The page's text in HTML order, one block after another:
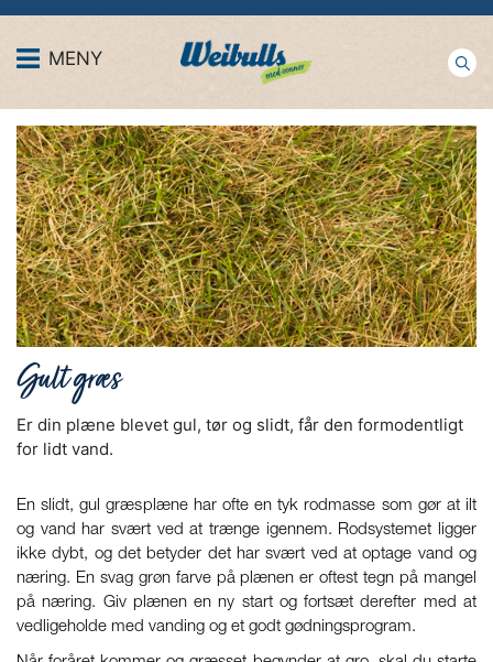
MENY
Gult græs
Er din plæne blevet gul, tør og slidt, får den formodentligt
for lidt vand.
En slidt, gul græsplæne har ofte en tyk rodmasse som gør at ilt
og vand har svært ved at trænge igennem. Rodsystemet ligger
ikke dybt, og det betyder det har svært ved at optage vand og
næring. En svag grøn farve på plænen er oftest tegn på mangel
på næring. Giv plænen en ny start og fortsæt derefter med at
vedligeholde med vanding og et godt gødningsprogram.